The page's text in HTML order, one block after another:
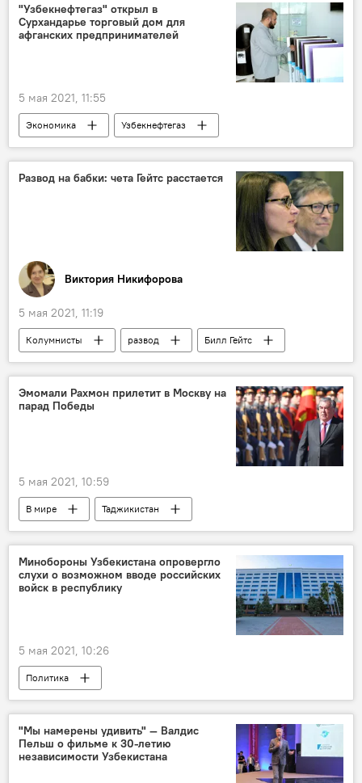
"Узбекнефтегаз" открыл в
Сурхандарье торговый дом для
афганских предпринимателей
5 мая 2021, 11:55
Экономика
Узбекнефтегаз
Афганистан
Развод на бабки: чета Гейтс расстается
Виктория Никифорова
5 мая 2021, 11:19
Колумнисты развод Билл Гейтс
Эмомали Рахмон прилетит в Москву на
парад Победы
5 мая 2021, 10:59
В мире
Таджикистан
Парад Победы
Эмомали Рахмон
Минобороны Узбекистана опровергло
слухи о возможном вводе российских
войск в республику
5 мая 2021, 10:26
Политика
Министерство обороны Узбекистана
"Мы намерены удивить" — Валдис
Пельш о фильме к 30-летию
независимости Узбекистана